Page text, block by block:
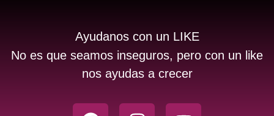
Ayudanos con un LIKE
No es que seamos inseguros, pero con un like
nos ayudas a crecer